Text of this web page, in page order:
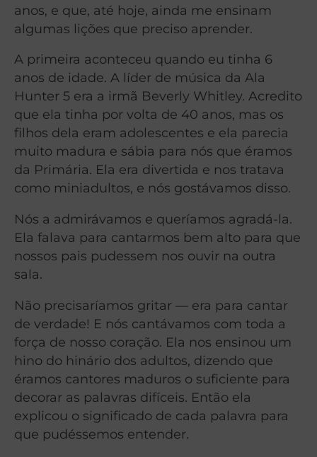
anos, e que, até hoje, ainda me ensinam
algumas lições que preciso aprender.
A primeira aconteceu quando eu tinha 6
anos de idade. A líder de música da Ala
Hunter 5 era a irmã Beverly Whitley. Acredito
que ela tinha por volta de 40 anos, mas os
filhos dela eram adolescentes e ela parecia
muito madura e sábia para nós que éramos
da Primária. Ela era divertida e nos tratava
como miniadultos, e nós gostávamos disso.
Nós a admirávamos e queríamos agradá-la.
Ela falava para cantarmos bem alto para que
nossos pais pudessem nos ouvir na outra
sala.
Não precisaríamos gritar — era para cantar
de verdade! E nós cantávamos com toda a
força de nosso coração. Ela nos ensinou um
hino do hinário dos adultos, dizendo que
éramos cantores maduros o suficiente para
decorar as palavras difíceis. Então ela
explicou o significado de cada palavra para
que pudéssemos entender.